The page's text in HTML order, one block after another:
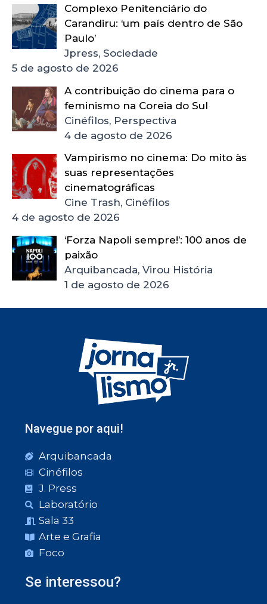
Complexo Penitenciário do
Carandiru: ‘um país dentro de São
Paulo’
Jpress, Sociedade
5 de agosto de 2026
A contribuição do cinema para o
feminismo na Coreia do Sul
Cinéfilos, Perspectiva
4 de agosto de 2026
Vampirismo no cinema: Do mito às
suas representações
cinematográficas
Cine Trash, Cinéfilos
4 de agosto de 2026
‘Forza Napoli sempre!’: 100 anos de
paixão
Arquibancada, Virou História
1 de agosto de 2026
Navegue por aqui!
Arquibancada
Cinéfilos
J. Press
Laboratório
Sala 33
Arte e Grafia
Foco
Se interessou?